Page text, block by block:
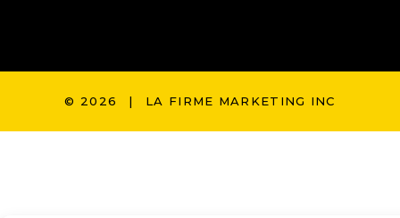
© 2026 | LA FIRME MARKETING INC